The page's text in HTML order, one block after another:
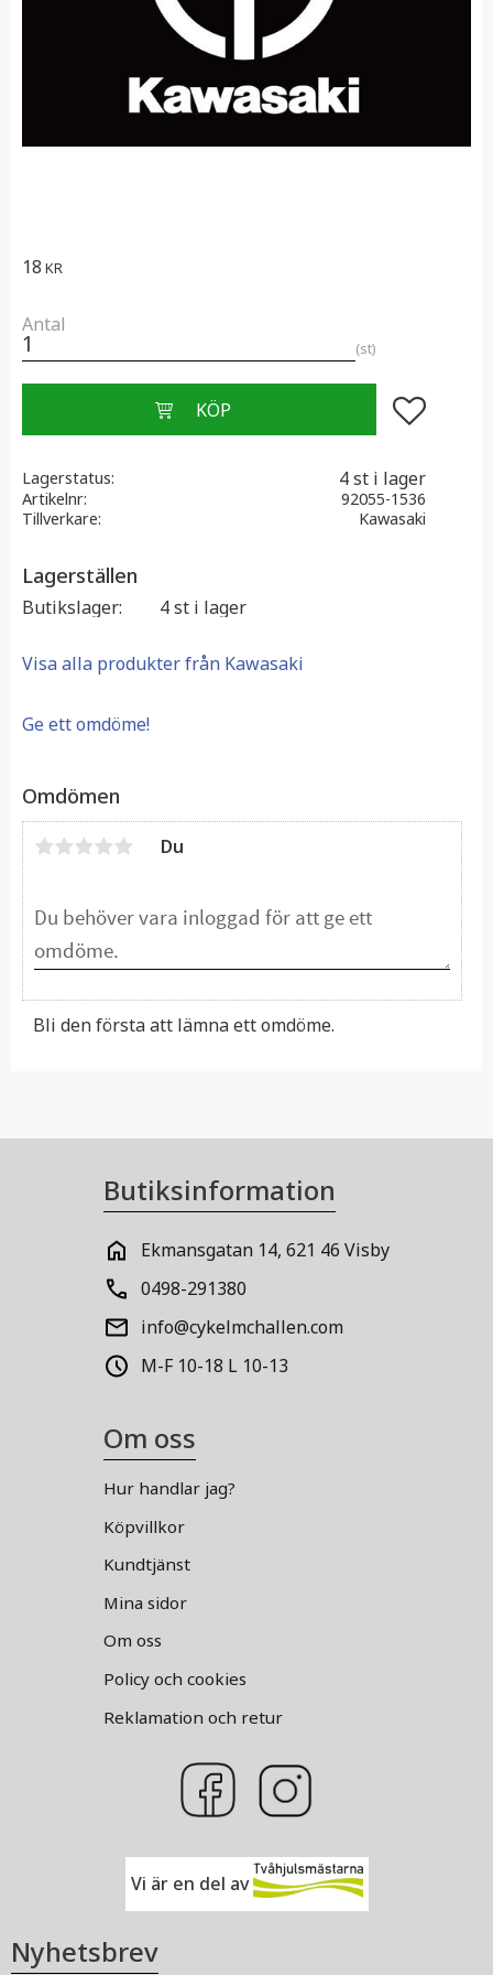
18 KR
Antal
st
Lägg till i
Lagerstatus 4 st i lager
Artikelnr
92055-1536
Tillverkare
Kawasaki
Lagerställen
Butikslager 4 st i lager
Visa alla produkter från Kawasaki
Ge ett omdöme!
Omdömen
Du
Bli den första att lämna ett omdöme.
Butiksinformation
Ekmansgatan 14, 621 46 Visby
0498-291380
info@cykelmchallen.com
M-F 10-18 L 10-13
Om oss
Hur handlar jag?
Köpvillkor
Kundtjänst
Mina sidor
Om oss
Policy och cookies
Reklamation och retur
Vi är en del av
Nyhetsbrev